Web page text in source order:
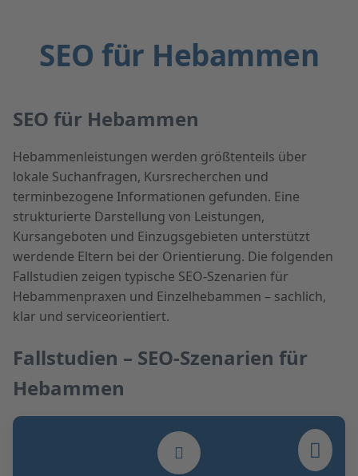
SEO für Hebammen
SEO für Hebammen
Hebammenleistungen werden größtenteils über
lokale Suchanfragen, Kursrecherchen und
terminbezogene Informationen gefunden. Eine
strukturierte Darstellung von Leistungen,
Kursangeboten und Einzugsgebieten unterstützt
werdende Eltern bei der Orientierung. Die folgenden
Fallstudien zeigen typische SEO-Szenarien für
Hebammenpraxen und Einzelhebammen – sachlich,
klar und serviceorientiert.
Fallstudien – SEO-Szenarien für
Hebammen